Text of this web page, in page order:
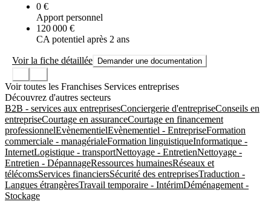
0 €
Apport personnel
120 000 €
CA potentiel après 2 ans
Voir la fiche détaillée Demander une documentation
Voir toutes les Franchises Services entreprises
Découvrez d'autres secteurs
B2B - services aux entreprisesConciergerie d'entrepriseConseils en
entrepriseCourtage en assuranceCourtage en financement
professionnelEvènementielEvènementiel - EntrepriseFormation
commerciale - managérialeFormation linguistiqueInformatique -
InternetLogistique - transportNettoyage - EntretienNettoyage -
Entretien - DépannageRessources humainesRéseaux et
télécomsServices financiersSécurité des entreprisesTraduction -
Langues étrangèresTravail temporaire - IntérimDéménagement -
Stockage